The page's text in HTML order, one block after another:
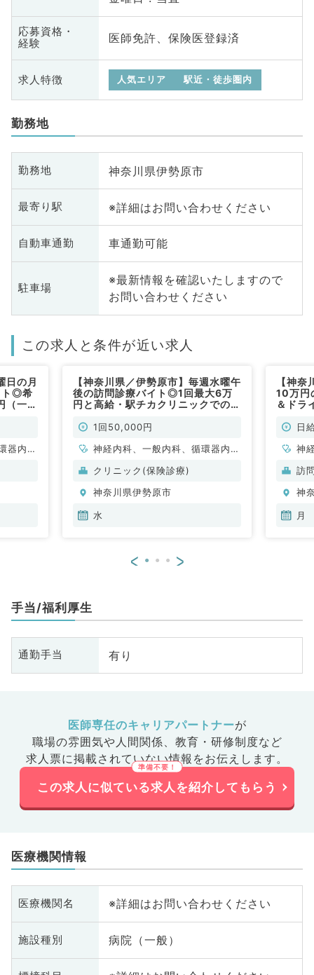
応募資格・
経験
医師免許、保険医登録済
求人特徴 人気エリア 駅近・徒歩圏内
勤務地
勤務地 神奈川県伊勢原市
最寄り駅 ※詳細はお問い合わせください
自動車通勤 車通勤可能
駐車場
※最新情報を確認いたしますので
お問い合わせください
この求人と条件が近い求人
日の月
ト◎希
（一般
器内
【神奈川県／伊勢原市】毎週水曜午
後の訪問診療バイト◎1回最大6万
円と高給・駅チカクリニックでの募
1回50,000円
神経内科、一般内科、循環器内
科、呼吸器内科、消化器内科、内
内科、血液内科、膠原病科
クリニック(保険診療)
神奈川県伊勢原市
水
【神
10万円
＆ドラ
（内日
神
科
代
血
訪
神
月
< >
手当/福利厚生
通勤手当 有り
医師専任のキャリアパートナーが
職場の雰囲気や人間関係、 教育・研修制度など
求人票に掲載されていない情報をお伝えします。
この求人に似ている求人を紹介してもらう
医療機関情報
医療機関名 ※詳細はお問い合わせください
施設種別 病院（一般）